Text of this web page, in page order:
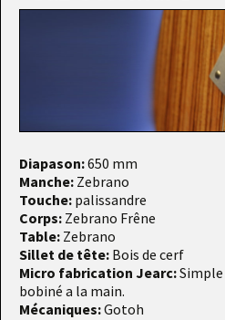
Diapason:650 mm
Manche: Zebrano
Touche: palissandre
Corps: Zebrano Frêne
Table: Zebrano
Sillet de tête: Bois de cerf
Micro fabrication Jearc:
bobiné a la main.
Mécaniques:Gotoh